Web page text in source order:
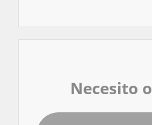
Necesito